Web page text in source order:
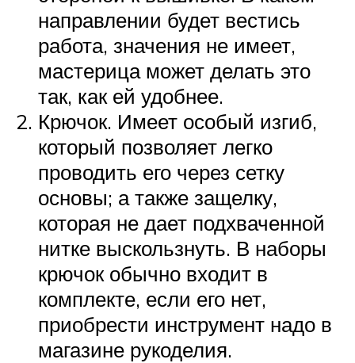
направлении будет вестись
работа, значения не имеет,
мастерица может делать это
так, как ей удобнее.
Крючок. Имеет особый изгиб,
который позволяет легко
проводить его через сетку
основы; а также защелку,
которая не дает подхваченной
нитке выскользнуть. В наборы
крючок обычно входит в
комплекте, если его нет,
приобрести инструмент надо в
магазине рукоделия.